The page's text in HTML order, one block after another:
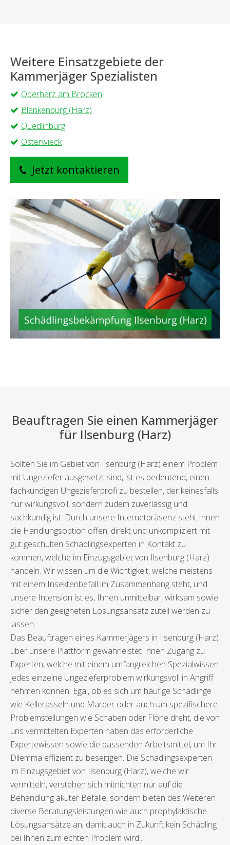
Weitere Einsatzgebiete der
Kammerjäger Spezialisten
Oberharz am Brocken
Blankenburg (Harz)
Quedlinburg
Osterwieck
Jetzt kontaktieren
Beauftragen Sie einen Kammerjäger
für Ilsenburg (Harz)
Sollten Sie im Gebiet von Ilsenburg (Harz) einem Problem
mit Ungeziefer ausgesetzt sind, ist es bedeutend, einen
fachkundigen Ungezieferprofi zu bestellen, der keinesfalls
nur wirkungsvoll, sondern zudem zuverlässig und
sachkundig ist. Durch unsere Internetpräsenz steht Ihnen
die Handlungsoption offen, direkt und unkompliziert mit
gut geschulten Schädlingsexperten in Kontakt zu
kommen, welche im Einzugsgebiet von Ilsenburg (Harz)
handeln. Wir wissen um die Wichtigkeit, welche meistens
mit einem Insektenbefall im Zusammenhang steht, und
unsere Intension ist es, Ihnen unmittelbar, wirksam sowie
sicher den geeigneten Lösungsansatz zuteil werden zu
lassen.
Das Beauftragen eines Kammerjägers in Ilsenburg (Harz)
über unsere Plattform gewährleistet Ihnen Zugang zu
Experten, welche mit einem umfangreichen Spezialwissen
jedes einzelne Ungezieferproblem wirkungsvoll in Angriff
nehmen können. Egal, ob es sich um häufige Schädlinge
wie Kellerasseln und Marder oder auch um spezifischere
Problemstellungen wie Schaben oder Flöhe dreht, die von
uns vermittelten Experten haben das erforderliche
Expertewissen sowie die passenden Arbeitsmittel, um Ihr
Dilemma effizient zu beseitigen. Die Schädlingsexperten
im Einzugsgebiet von Ilsenburg (Harz), welche wir
vermitteln, verstehen sich mitnichten nur auf die
Behandlung akuter Befälle, sondern bieten des Weiteren
diverse Beratungsleistungen wie auch prophylaktische
Lösungsansätze an, damit auch in Zukunft kein Schädling
bei Ihnen zum echten Problem wird..